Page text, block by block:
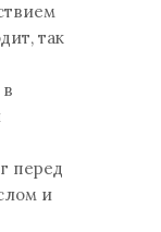
так
перед
и